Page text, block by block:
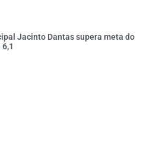
Jacinto Dantas supera meta do